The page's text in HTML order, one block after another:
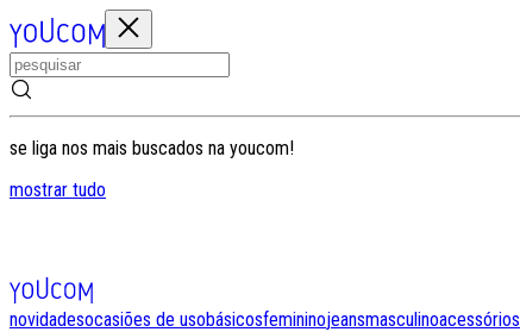
se liga nos mais buscados na youcom!
mostrar tudo
novidadesocasiões de usobásicosfemininojeansmasculinoacessórios